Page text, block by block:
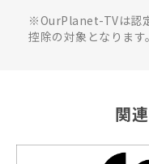
※OurPlanet-TVは認
控除の対象となります。
関